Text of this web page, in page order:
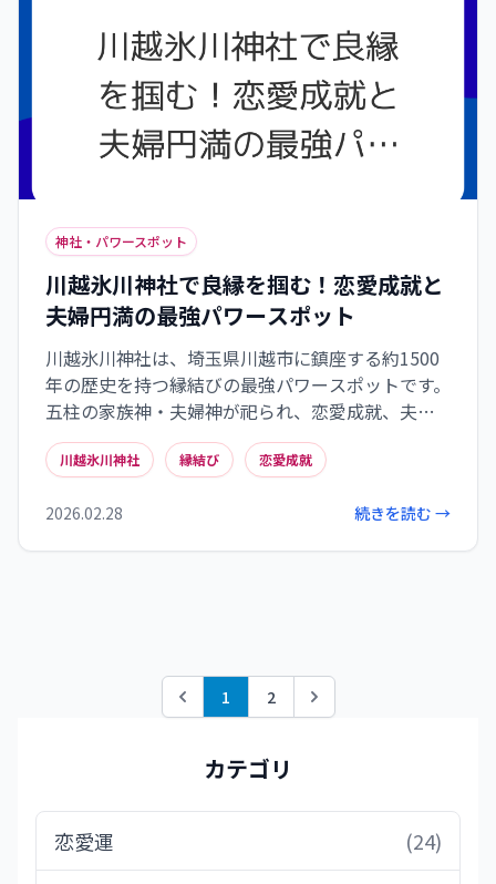
神社・パワースポット
川越氷川神社で良縁を掴む！恋愛成就と
夫婦円満の最強パワースポット
川越氷川神社は、埼玉県川越市に鎮座する約1500
年の歴史を持つ縁結びの最強パワースポットです。
五柱の家族神・夫婦神が祀られ、恋愛成就、夫婦
円満、良縁に絶大なご利益があるとされます。「縁
結び玉」や「鯛みくじ」、幻想的な「縁むすび風
江戸川越の観光と合わせて訪れ、あなたの運命の
扉を開く「むすび」の力を体験しましょう。
川越氷川神社 縁結び 恋愛成就
2026.02.28 続きを読む →
Previous
1 2 Next
カテゴリ
恋愛運 (24)